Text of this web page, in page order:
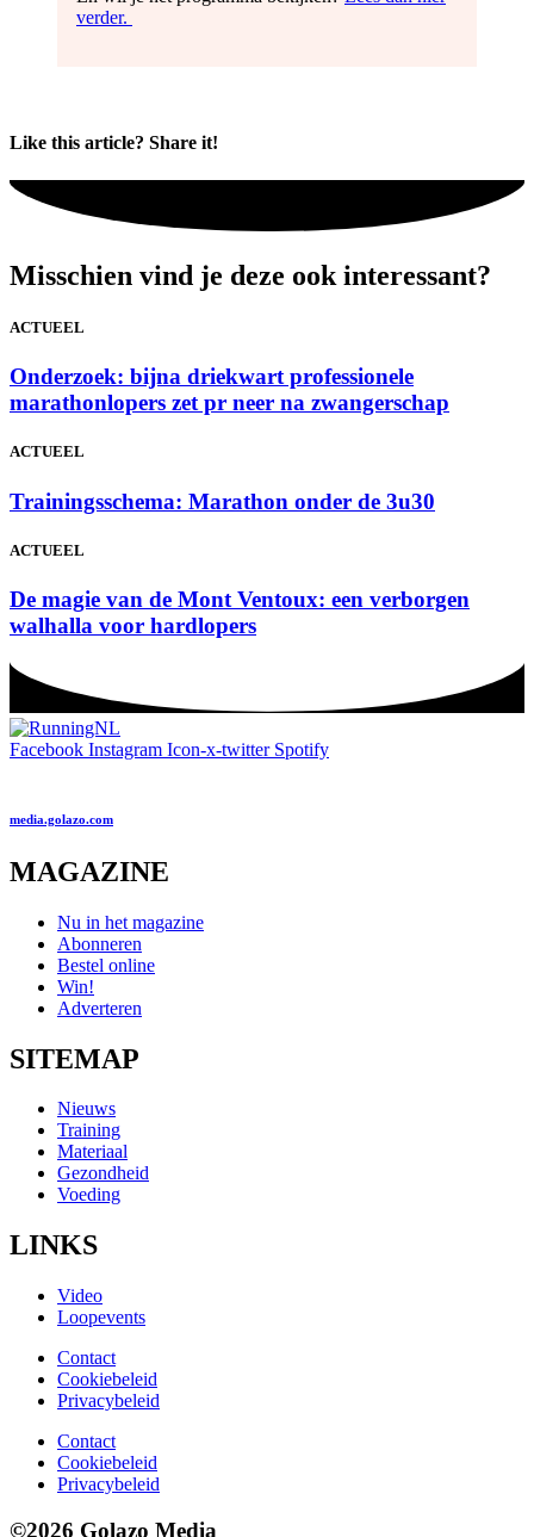
verder.
Like this article? Share it!
Misschien vind je deze ook interessant?
ACTUEEL
Onderzoek: bijna driekwart professionele
marathonlopers zet pr neer na zwangerschap
ACTUEEL
Trainingsschema: Marathon onder de 3u30
ACTUEEL
De magie van de Mont Ventoux: een verborgen
walhalla voor hardlopers
Facebook Instagram Icon-x-twitter Spotify
media.golazo.com
MAGAZINE
Nu in het magazine
Abonneren
Bestel online
Win!
Adverteren
SITEMAP
Nieuws
Training
Materiaal
Gezondheid
Voeding
LINKS
Video
Loopevents
Contact
Cookiebeleid
Privacybeleid
Contact
Cookiebeleid
Privacybeleid
©2026 Golazo Media